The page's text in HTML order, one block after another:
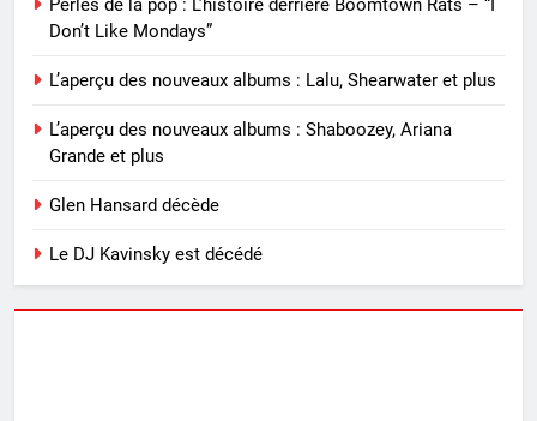
Perles de la pop : L’histoire derrière Boomtown Rats – “I
Don’t Like Mondays”
L’aperçu des nouveaux albums : Lalu, Shearwater et plus
L’aperçu des nouveaux albums : Shaboozey, Ariana
Grande et plus
Glen Hansard décède
Le DJ Kavinsky est décédé